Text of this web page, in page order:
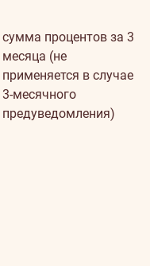
сумма процентов за 3
месяца (не
применяется в случае
3-месячного
предуведомления)